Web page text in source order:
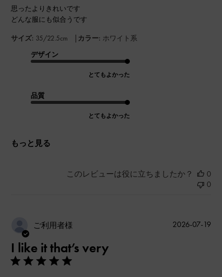
思ったよりきれいです
どんな服にも似合うです
サイズ: 35/22.5cm | カラー: ホワイト系
デザイン
とてもよかった
品質
とてもよかった
もっと見る
このレビューは役に立ちましたか？
0
0
ご利用者様
I like it that’s very
公
2026-07-19